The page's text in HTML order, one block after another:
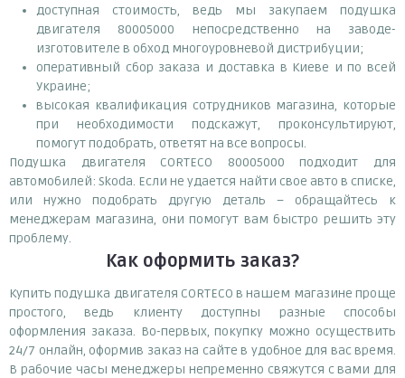
доступная стоимость, ведь мы закупаем подушка
двигателя 80005000 непосредственно на заводе-
изготовителе в обход многоуровневой дистрибуции;
оперативный сбор заказа и доставка в Киеве и по всей
Украине;
высокая квалификация сотрудников магазина, которые
при необходимости подскажут, проконсультируют,
помогут подобрать, ответят на все вопросы.
Подушка двигателя CORTECO 80005000 подходит для
автомобилей: Skoda. Если не удается найти свое авто в списке,
или нужно подобрать другую деталь – обращайтесь к
менеджерам магазина, они помогут вам быстро решить эту
проблему.
Как оформить заказ?
Купить подушка двигателя CORTECO в нашем магазине проще
простого, ведь клиенту доступны разные способы
оформления заказа. Во-первых, покупку можно осуществить
24/7 онлайн, оформив заказ на сайте в удобное для вас время.
В рабочие часы менеджеры непременно свяжутся с вами для